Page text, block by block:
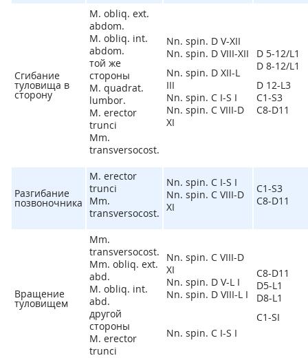
Сгибание
туловища в
сторону
M. obliq. ext.
abdom.
M. obliq. int.
abdom.
той же
стороны
M. quadrat.
lumbor.
M. erector
trunci
Mm.
transversocost.
Nn. spin. D V-XII
Nn. spin. D VIII-XII
Nn. spin. D XII-L
III
Nn. spin. C I-S I
Nn. spin. C VIII-D
XI
D 5-12/L1
D 8-12/L1
D 12-L3
C1-S3
C8-D11
Разгибание
позвоночника
M. erector
trunci
Mm.
transversocost.
Nn. spin. C I-S I
Nn. spin. C VIII-D
XI
C1-S3
C8-D11
Вращение
туловищем
Mm.
transversocost.
Mm. obliq. ext.
abd.
M. obliq. int.
abd.
другой
стороны
M. erector
trunci
Nn. spin. C VIII-D
XI
Nn. spin. D V-L I
Nn. spin. D VIII-L I
Nn. spin. C I-S I
C8-D11
D5-L1
D8-L1
C1-SI